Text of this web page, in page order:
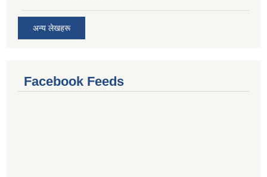
अन्य लेखहरू
Facebook Feeds